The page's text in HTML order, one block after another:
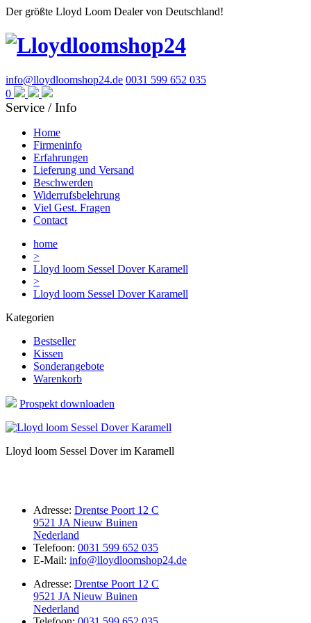
Der größte Lloyd Loom Dealer von Deutschland!
info@lloydloomshop24.de 0031 599 652 035
0
Service / Info
Home
Firmeninfo
Erfahrungen
Lieferung und Versand
Beschwerden
Widerrufsbelehrung
Viel Gest. Fragen
Contact
home
>
Lloyd loom Sessel Dover Karamell
>
Lloyd loom Sessel Dover Karamell
Kategorien
Bestseller
Kissen
Sonderangebote
Warenkorb
Prospekt downloaden
Lloyd loom Sessel Dover im Karamell
Adresse: Drentse Poort 12 C
9521 JA Nieuw Buinen
Nederland
Telefoon: 0031 599 652 035
E-Mail: info@lloydloomshop24.de
Adresse: Drentse Poort 12 C
9521 JA Nieuw Buinen
Nederland